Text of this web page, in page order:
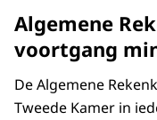
Algemene
voortgang
De Algemene
Tweede Kamer in